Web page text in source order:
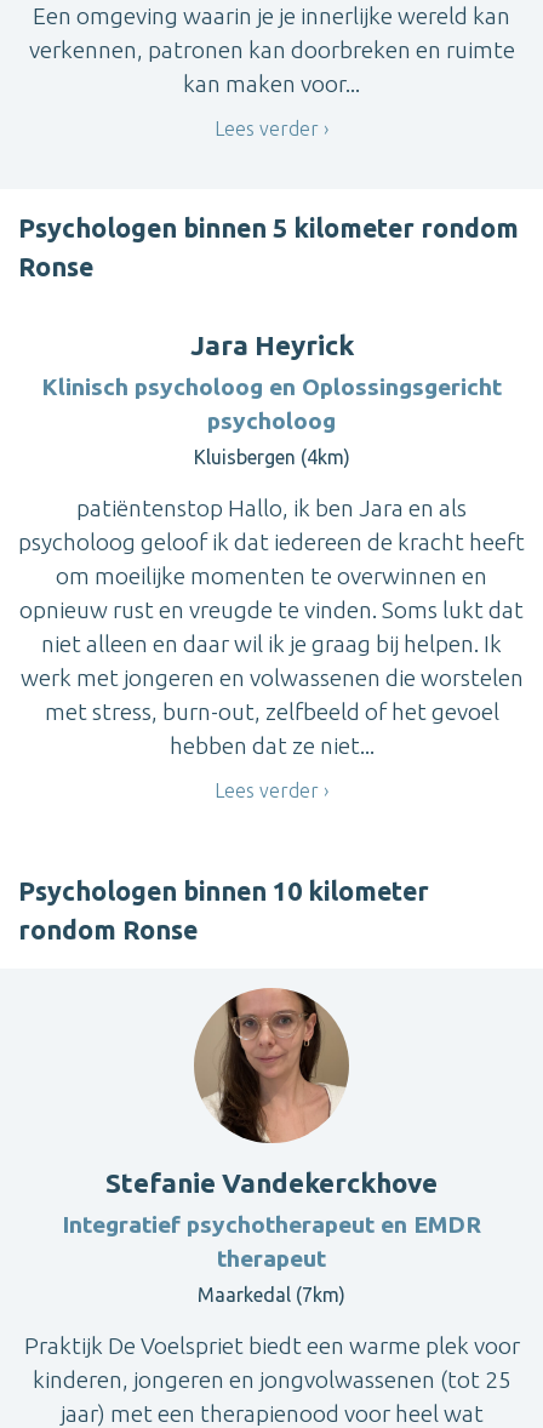
Een omgeving waarin je je innerlijke wereld kan
verkennen, patronen kan doorbreken en ruimte
kan maken voor...
Lees verder
Psychologen binnen 5 kilometer rondom
Ronse
Jara Heyrick
Klinisch psycholoog en Oplossingsgericht
psycholoog
Kluisbergen (4km)
patiëntenstop Hallo, ik ben Jara en als
psycholoog geloof ik dat iedereen de kracht heeft
om moeilijke momenten te overwinnen en
opnieuw rust en vreugde te vinden. Soms lukt dat
niet alleen en daar wil ik je graag bij helpen. Ik
werk met jongeren en volwassenen die worstelen
met stress, burn-out, zelfbeeld of het gevoel
hebben dat ze niet...
Lees verder
Psychologen binnen 10 kilometer
rondom Ronse
Stefanie Vandekerckhove
Integratief psychotherapeut en EMDR
therapeut
Maarkedal (7km)
Praktijk De Voelspriet biedt een warme plek voor
kinderen, jongeren en jongvolwassenen (tot 25
jaar) met een therapienood voor heel wat